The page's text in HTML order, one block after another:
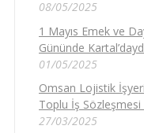
08/05/2025
1 Mayıs Emek ve
Gününde
01/05/2025
Omsan Lojistik
Toplu İş Sözleşmesi
27/03/2025